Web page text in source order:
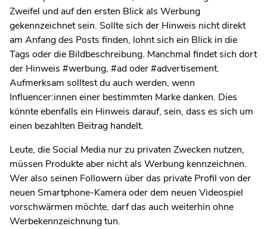
Zweifel und auf den ersten Blick als Werbung
gekennzeichnet sein. Sollte sich der Hinweis nicht direkt
am Anfang des Posts finden, lohnt sich ein Blick in die
Tags oder die Bildbeschreibung. Manchmal findet sich dort
der Hinweis #werbung, #ad oder #advertisement.
Aufmerksam solltest du auch werden, wenn
Influencer:innen einer bestimmten Marke danken. Dies
könnte ebenfalls ein Hinweis darauf, sein, dass es sich um
einen bezahlten Beitrag handelt.
Leute, die Social Media nur zu privaten Zwecken nutzen,
müssen Produkte aber nicht als Werbung kennzeichnen.
Wer also seinen Followern über das private Profil von der
neuen Smartphone-Kamera oder dem neuen Videospiel
vorschwärmen möchte, darf das auch weiterhin ohne
Werbekennzeichnung tun.